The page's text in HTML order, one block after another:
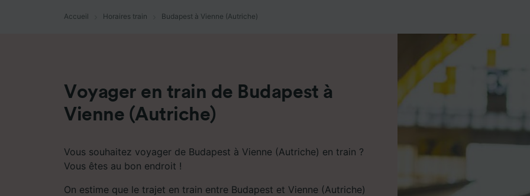
Accueil Horaires train Budapest à Vienne (Autriche)
Voyager en train de Budapest à
Vienne (Autriche)
Vous souhaitez voyager de Budapest à Vienne (Autriche) en train ?
Vous êtes au bon endroit !
On estime que le trajet en train entre Budapest et Vienne (Autriche)
développement de services.
Liste de nos partenaires (fournisseurs)